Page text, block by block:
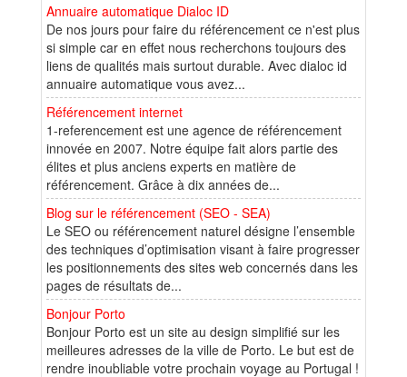
Annuaire automatique Dialoc ID
De nos jours pour faire du référencement ce n'est plus
si simple car en effet nous recherchons toujours des
liens de qualités mais surtout durable. Avec dialoc id
annuaire automatique vous avez...
Référencement internet
1-referencement est une agence de référencement
innovée en 2007. Notre équipe fait alors partie des
élites et plus anciens experts en matière de
référencement. Grâce à dix années de...
Blog sur le référencement (SEO - SEA)
Le SEO ou référencement naturel désigne l’ensemble
des techniques d’optimisation visant à faire progresser
les positionnements des sites web concernés dans les
pages de résultats de...
Bonjour Porto
Bonjour Porto est un site au design simplifié sur les
meilleures adresses de la ville de Porto. Le but est de
rendre inoubliable votre prochain voyage au Portugal !